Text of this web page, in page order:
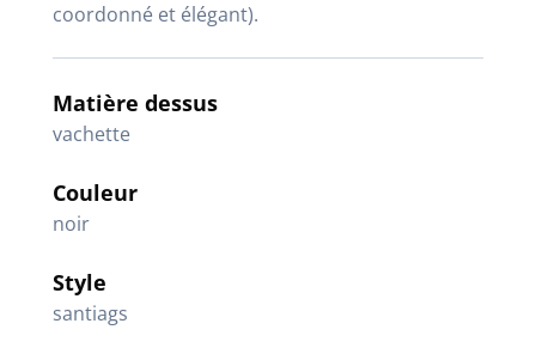
coordonné et élégant).
Matière dessus
vachette
Couleur
noir
Style
santiags